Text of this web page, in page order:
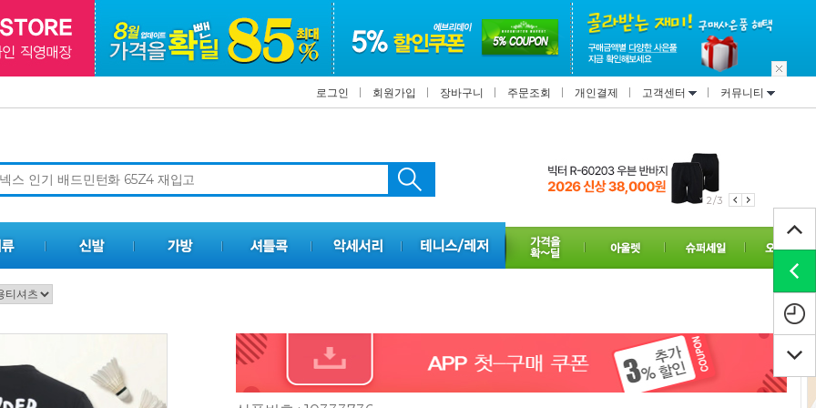
로그인 회원가입 장바구니 주문조회 개인결제 고객센터 커뮤니티
2/3